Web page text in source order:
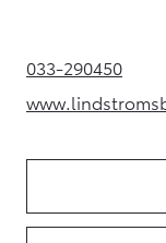
033-290450
(Opens in